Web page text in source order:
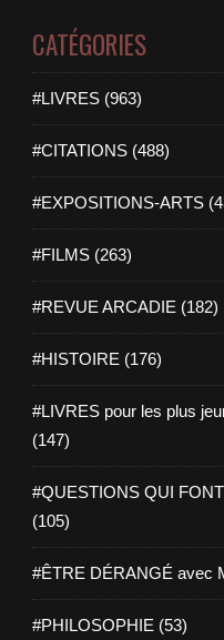
CATÉGORIES
#LIVRES (963)
#CITATIONS (488)
#EXPOSITIONS-ARTS
#FILMS (263)
#REVUE ARCADIE (182)
#HISTOIRE (176)
#LIVRES pour les plus
(147)
#QUESTIONS QUI
(105)
#ÊTRE DÉRANGÉ avec
#PHILOSOPHIE (53)